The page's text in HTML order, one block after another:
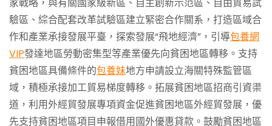
驗區、綜合配套改革試驗區建立緊密合作關系，打造區域合
作和產業承接發展平臺，探索發展“飛地經濟”，引導包養網
VIP發達地區勞動密集型等產業優先向貧困地區轉移。支持
貧困地區具備條件的包養妹地方申請設立海關特殊監管區
域，積極承接加工貿易梯度轉移。拓展貧困地區招商引資渠
道，利用外經貿發展專項資金促進貧困地區外經貿發展，優
先支持貧困地區項目申報借用國外優惠貸款。鼓勵貧困地區